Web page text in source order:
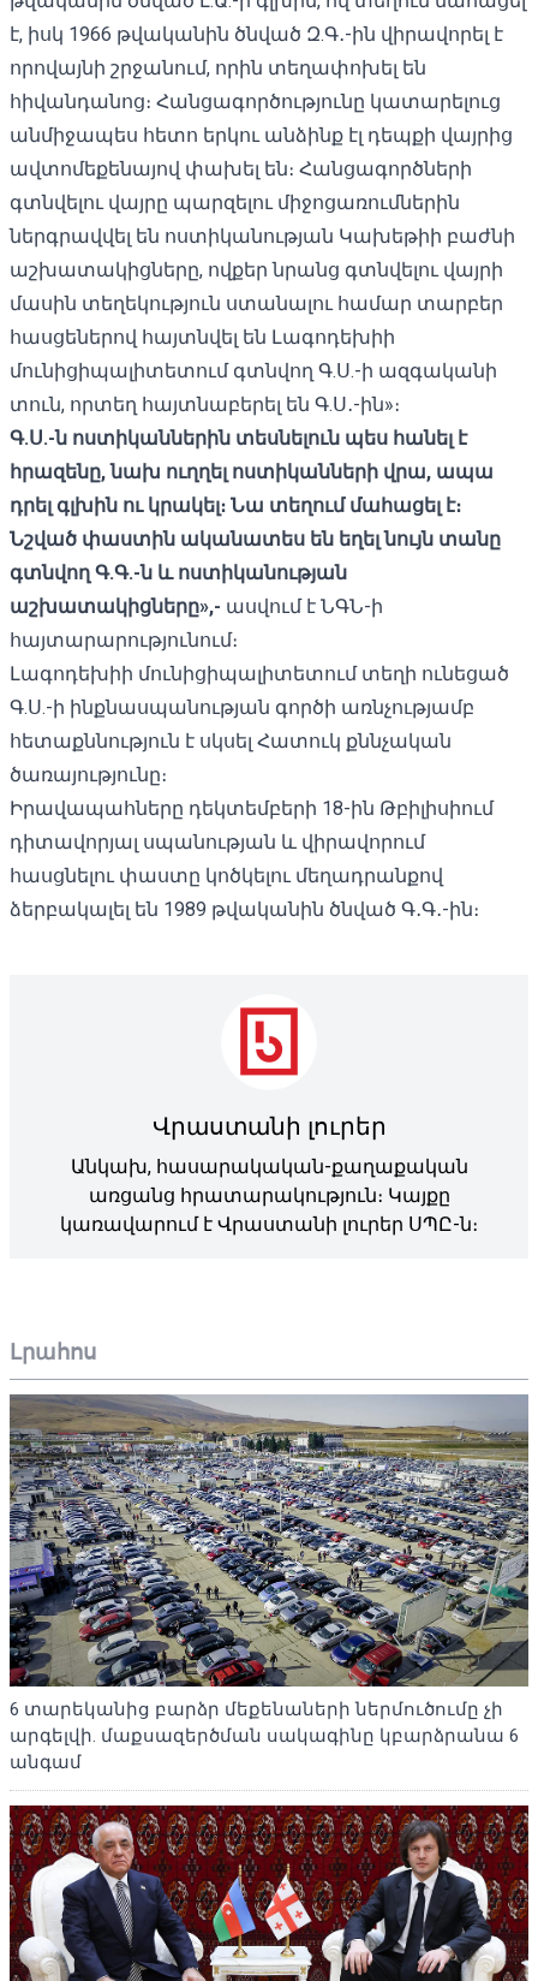
Լրահոս
6 տարեկանից բարձր մեքենաների ներմուծումը չի
արգելվի. մաքսազերծման սակագինը կբարձրանա 6
անգամ
է, իսկ 1966 թվականին ծնված Զ.Գ․-ին վիրավորել է
որովայնի շրջանում, որին տեղափոխել են
հիվանդանոց։ Հանցագործությունը կատարելուց
անմիջապես հետո երկու անձինք էլ դեպքի վայրից
ավտոմեքենայով փախել են։ Հանցագործների
գտնվելու վայրը պարզելու միջոցառումներին
ներգրավվել են ոստիկանության Կախեթիի բաժնի
աշխատակիցները, ովքեր նրանց գտնվելու վայրի
մասին տեղեկություն ստանալու համար տարբեր
հասցեներով հայտնվել են Լագոդեխիի
մունիցիպալիտետում գտնվող Գ.Ս.-ի ազգականի
տուն, որտեղ հայտնաբերել են Գ.Ս․-ին»։
Գ.Ս.-ն ոստիկաններին տեսնելուն պես հանել է
հրազենը, նախ ուղղել ոստիկանների վրա, ապա
դրել գլխին ու կրակել։ Նա տեղում մահացել է։
Նշված փաստին ականատես են եղել նույն տանը
գտնվող Գ.Գ.-ն և ոստիկանության
աշխատակիցները»,- ասվում է ՆԳՆ-ի
հայտարարությունում։
Լագոդեխիի մունիցիպալիտետում տեղի ունեցած
Գ.Ս.-ի ինքնասպանության գործի առնչությամբ
հետաքննություն է սկսել Հատուկ քննչական
ծառայությունը։
Իրավապահները դեկտեմբերի 18-ին Թբիլիսիում
դիտավորյալ սպանության և վիրավորում
հասցնելու փաստը կոծկելու մեղադրանքով
ձերբակալել են 1989 թվականին ծնված Գ․Գ․-ին։
Վրաստանի լուրեր
Անկախ, հասարակական-քաղաքական
առցանց հրատարակություն։ Կայքը
կառավարում է Վրաստանի լուրեր ՍՊԸ-ն։